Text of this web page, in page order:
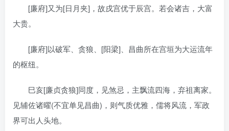
[廉府]又为[日月夹]，故戌宫优于辰宫。若会诸吉，大富
大贵。
[廉府]以破军、贪狼、[阳梁]、昌曲所在宫垣为大运流年
的枢纽。
巳亥[廉贞贪狼]同度，见煞忌，主飘流四海，弃祖离家。
见辅佐诸曜(不宜单见昌曲)，则气质优雅，儒将风流，军政
界可出人头地。